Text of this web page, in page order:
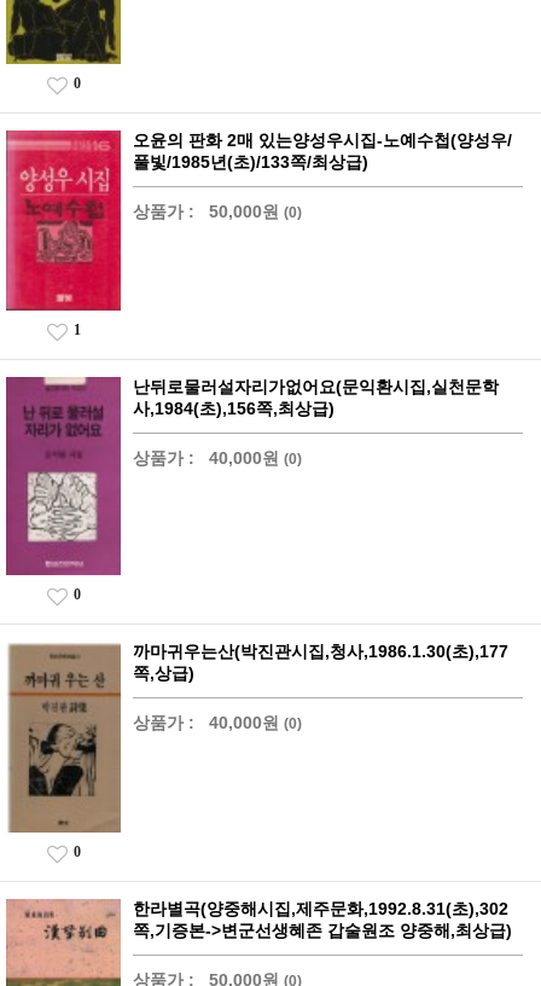
0
오윤의 판화 2매 있는양성우시집-노예수첩(양성우/
풀빛/1985년(초)/133쪽/최상급)
상품가 : 50,000원 (0)
1
난뒤로물러설자리가없어요(문익환시집,실천문학
사,1984(초),156쪽,최상급)
상품가 : 40,000원 (0)
0
까마귀우는산(박진관시집,청사,1986.1.30(초),177
쪽,상급)
상품가 : 40,000원 (0)
0
한라별곡(양중해시집,제주문화,1992.8.31(초),302
쪽,기증본->변군선생혜존 갑술원조 양중해,최상급)
상품가 : 50,000원 (0)